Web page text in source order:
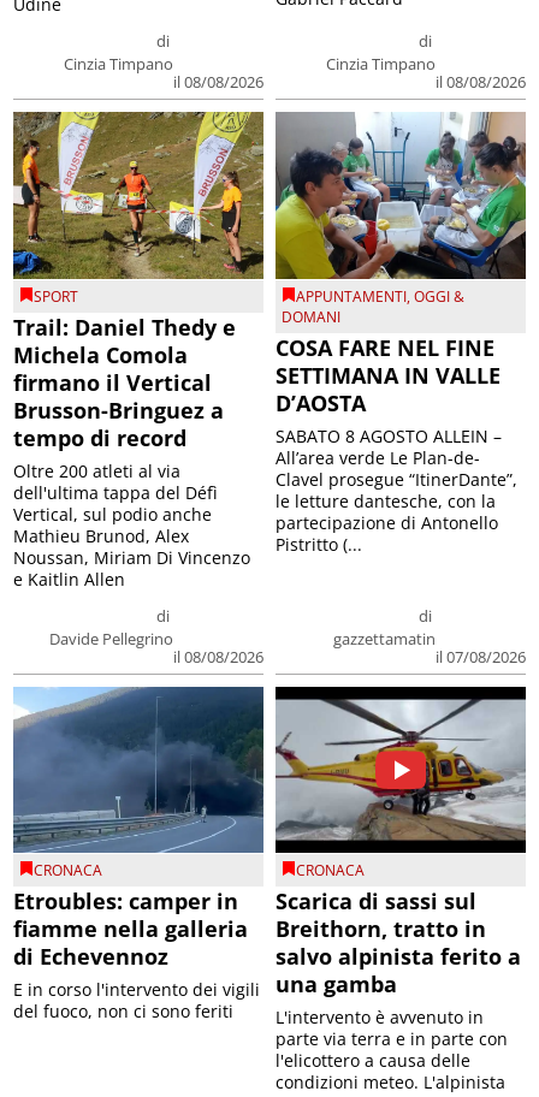
di
Cinzia Timpano
il 08/08/2026
di
Cinzia Timpano
il 08/08/2026
SPORT
Trail: Daniel Thedy e
Michela Comola
firmano il Vertical
Brusson-Bringuez a
tempo di record
di
Davide Pellegrino
il 08/08/2026
Oltre 200 atleti al via
dell'ultima tappa del Défì
Vertical, sul podio anche
Mathieu Brunod, Alex
Noussan, Miriam Di Vincenzo
e Kaitlin Allen
APPUNTAMENTI,OGGI &
DOMANI
COSA FARE NEL FINE
SETTIMANA IN VALLE
D’AOSTA
di
gazzettamatin
il 07/08/2026
SABATO 8 AGOSTO ALLEIN –
All’area verde Le Plan-de-
Clavel prosegue “ItinerDante”,
le letture dantesche, con la
partecipazione di Antonello
Pistritto (...
CRONACA
Etroubles: camper in
fiamme nella galleria
di Echevennoz
E in corso l'intervento dei vigili
del fuoco, non ci sono feriti
CRONACA
Scarica di sassi sul
Breithorn, tratto in
salvo alpinista ferito a
una gamba
L'intervento è avvenuto in
parte via terra e in parte con
l'elicottero a causa delle
condizioni meteo. L'alpinista